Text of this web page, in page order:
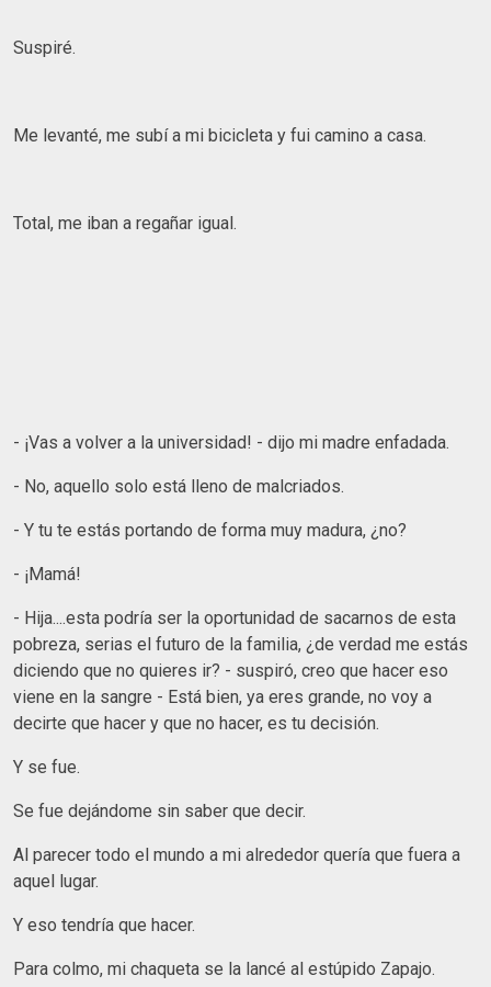
Suspiré.
Me levanté, me subí a mi bicicleta y fui camino a casa.
Total, me iban a regañar igual.
- ¡Vas a volver a la universidad! - dijo mi madre enfadada.
- No, aquello solo está lleno de malcriados.
- Y tu te estás portando de forma muy madura, ¿no?
- ¡Mamá!
- Hija....esta podría ser la oportunidad de sacarnos de esta
pobreza, serias el futuro de la familia, ¿de verdad me estás
diciendo que no quieres ir? - suspiró, creo que hacer eso
viene en la sangre - Está bien, ya eres grande, no voy a
decirte que hacer y que no hacer, es tu decisión.
Y se fue.
Se fue dejándome sin saber que decir.
Al parecer todo el mundo a mi alrededor quería que fuera a
aquel lugar.
Y eso tendría que hacer.
Para colmo, mi chaqueta se la lancé al estúpido Zapajo.